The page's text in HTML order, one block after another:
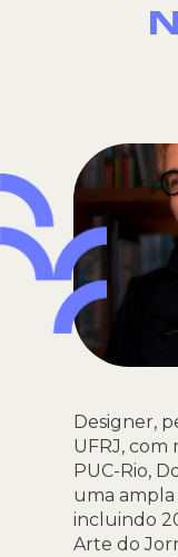
Designer,
UFRJ,
PUC-Rio,
uma ampla
incluindo
Arte do